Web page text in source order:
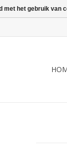
met het gebruik van